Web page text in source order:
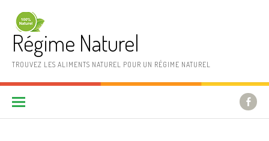
Régime Naturel
TROUVEZ LES ALIMENTS NATUREL POUR UN RÉGIME NATUREL